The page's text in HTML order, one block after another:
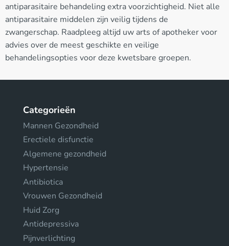
antiparasitaire behandeling extra voorzichtigheid. Niet alle
antiparasitaire middelen zijn veilig tijdens de
zwangerschap. Raadpleeg altijd uw arts of apotheker voor
advies over de meest geschikte en veilige
behandelingsopties voor deze kwetsbare groepen.
Categorieën
Mannen Gezondheid
Erectiele disfunctie
Algemene gezondheid
Hypertensie
Antibiotica
Vrouwen Gezondheid
Huid Zorg
Antidepressiva
Pijnverlichting